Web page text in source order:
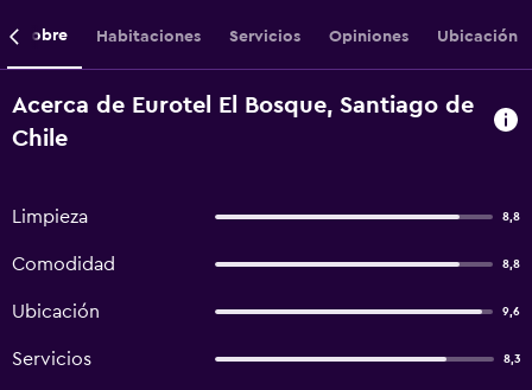
Sobre Habitaciones Servicios Opiniones Ubicación
Acerca de Eurotel El Bosque, Santiago de
Chile
Limpieza 8,8
Comodidad 8,8
Ubicación 9,6
Servicios 8,3